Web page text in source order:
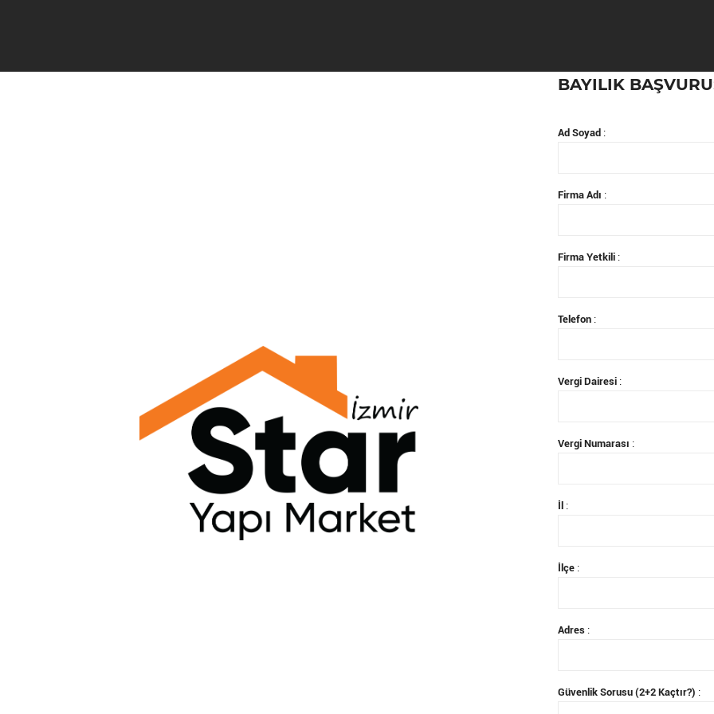
BAYILIK
Ad Soyad :
Firma Adı :
Firma Yetkili :
Telefon :
Vergi Dairesi :
Vergi Numarası :
İl :
İlçe :
Adres :
Güvenlik Sorusu (2+2 Kaçtır?) :